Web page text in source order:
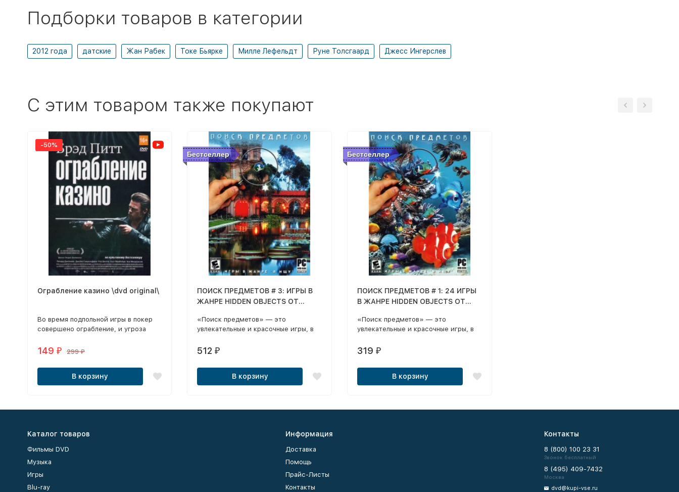
Подборки товаров в категории
2012 года датские Жан Рабек Токе Бьярке Милле Лефельдт Руне Толсгаард Джесс Ингерслев
C этим товаром также покупают
-50%
Ограбление казино \dvd original\
Во время подпольной игры в покер
совершено ограбление, и угроза
сообществом.
149 ₽ 299₽
В корзину
Бестселлер
ПОИСК ПРЕДМЕТОВ # 3: ИГРЫ В
ЖАНРЕ HIDDEN OBJECTS ОТ
«Поиск предметов» — это
увлекательные и красочные игры, в
экране хорошо замаскированные
512₽
В корзину
Бестселлер
ПОИСК ПРЕДМЕТОВ # 1: 24 ИГРЫ
В ЖАНРЕ HIDDEN OBJECTS ОТ
«Поиск предметов» — это
увлекательные и красочные игры, в
экране хорошо замаскированные
319 ₽
В корзину
Каталог товаров
Фильмы DVD
Музыка
Игры
Blu-ray
Информация
Доставка
Помощь
Прайс-Листы
Контакты
Контакты
8 (800) 100 23 31
Звонок бесплатный
8 (495) 409-7432
Москва
dvd@kupi-vse.ru